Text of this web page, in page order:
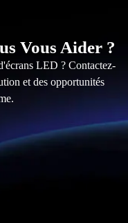
Vous Aider ?
LED ? Contactez-
et des opportunités